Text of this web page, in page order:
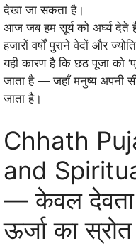
देखा जा सकता है।
आज जब हम सूर्य को अर्घ्य देते
हजारों वर्षों पुराने वेदों और
यही कारण है कि छठ पूजा को
जाता है — जहाँ मनुष्य अपनी
जाता है।
Chhath
and
— केवल देवता
ऊर्जा का स्रोत